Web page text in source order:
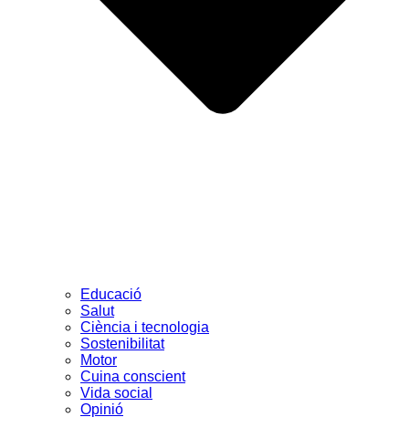
Educació
Salut
Ciència i tecnologia
Sostenibilitat
Motor
Cuina conscient
Vida social
Opinió